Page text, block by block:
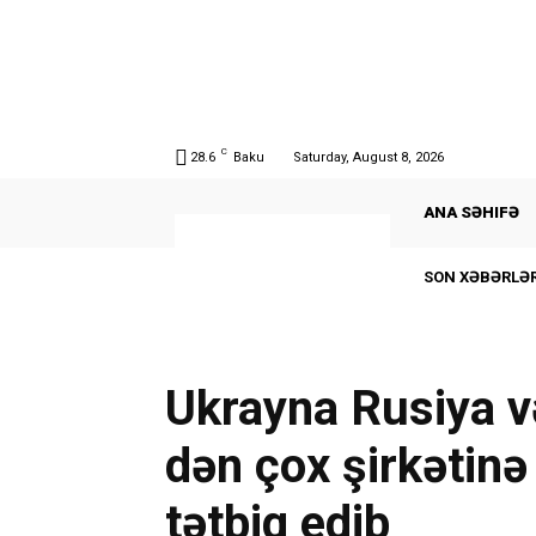
28.6 C Baku Saturday, August 8, 2026
ANA SƏHIFƏ
SON
Ukrayna Rusiya
dən çox
tətbiq edib